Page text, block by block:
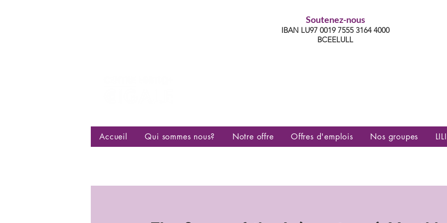
Soutenez-nous
IBAN LU97 0019 7555 3164 4000
BCEELULL
Accueil Qui sommes nous? Notre offre Offres d'emplois Nos groupes LILI